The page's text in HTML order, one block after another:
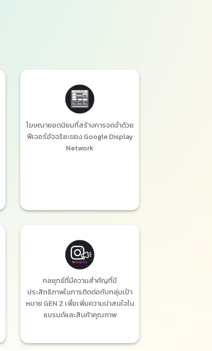
โฆษณายอดนิยมที่สร้างการจดจำด้วย
ฟีเจอร์อัจฉริยะของ Google Display
Network
กลยุทธ์ที่มีความสำคัญที่มี
ประสิทธิภาพในการติดต่อกับกลุ่มเป้า
หมาย GEN Z เพื่อเพิ่มความน่าสนใจใน
แบรนด์และสินค้าคุณภาพ